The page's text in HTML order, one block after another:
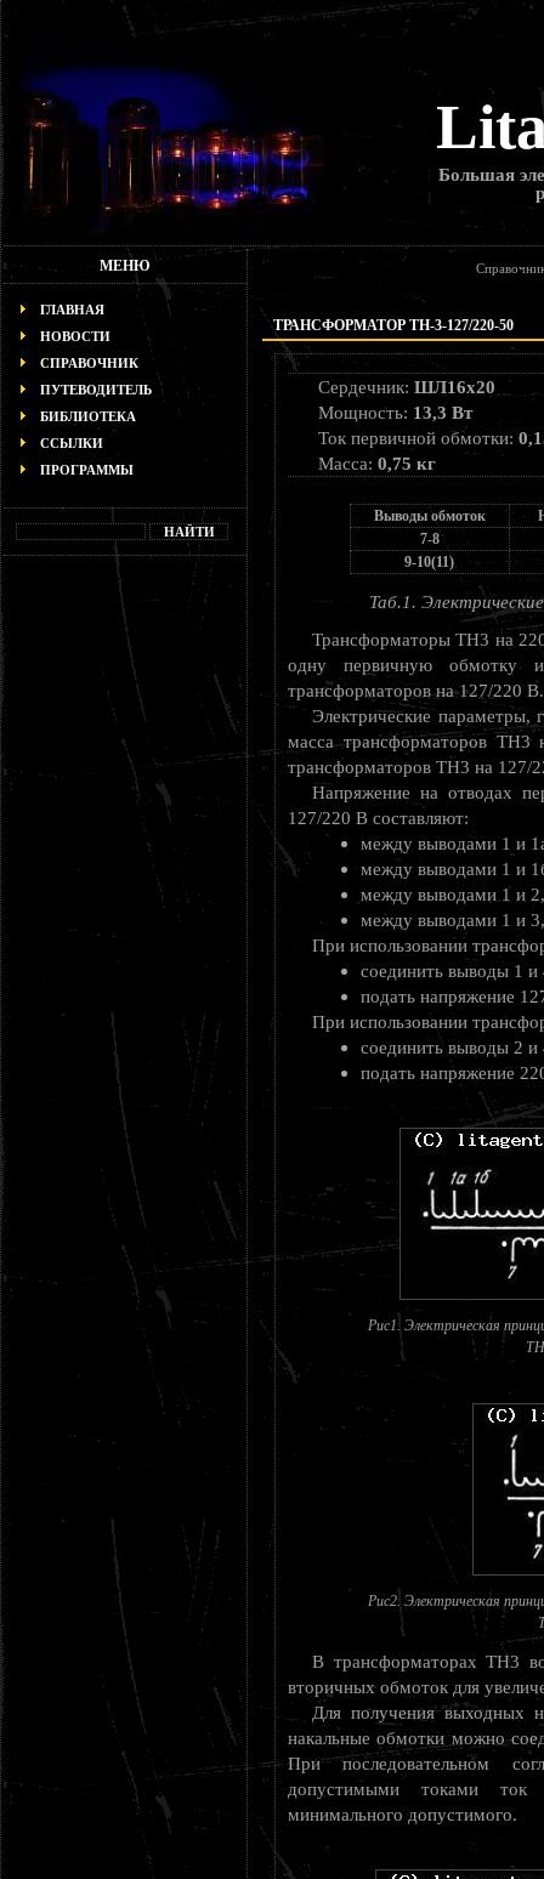
Большая
МЕНЮ
ГЛАВНАЯ
НОВОСТИ
СПРАВОЧНИК
ПУТЕВОДИТЕЛЬ
БИБЛИОТЕКА
ССЫЛКИ
ПРОГРАММЫ
ТРАНСФОРМАТОР ТН-3-127/220-50
Сердечник: ШЛ16х20
Мощность: 13,3 Вт
Ток первичной обмотки:
Масса: 0,75 кг
Выводы обмоток
7-8
9-10(11)
Таб.1.
Трансформаторы ТН3 на
одну первичную
трансформаторов на 127/220 В.
Электрические параметры,
масса трансформаторов
трансформаторов ТН3 на 127/
Напряжение на отводах
127/220 В составляют:
между выводами 1 и
между выводами 1 и
между выводами 1 и
между выводами 1 и
При использовании
соединить выводы 1 и
подать напряжение
При использовании
соединить выводы 2 и
подать напряжение
Рис1. Электрическая
Рис2. Электрическая
В трансформаторах ТН3
вторичных обмоток для
Для получения выходных
накальные обмотки можно
При последовательном
допустимыми токами
минимального допустимого.